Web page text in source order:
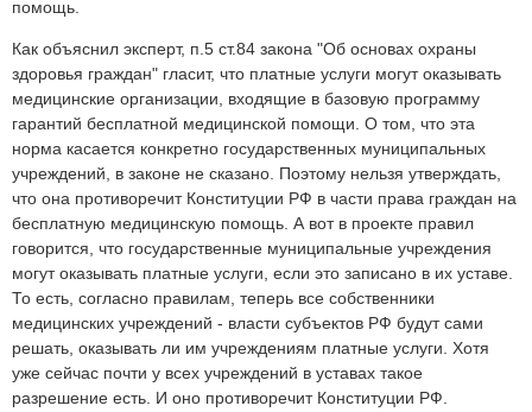
помощь.
Как объяснил эксперт, п.5 ст.84 закона "Об основах охраны
здоровья граждан" гласит, что платные услуги могут оказывать
медицинские организации, входящие в базовую программу
гарантий бесплатной медицинской помощи. О том, что эта
норма касается конкретно государственных муниципальных
учреждений, в законе не сказано. Поэтому нельзя утверждать,
что она противоречит Конституции РФ в части права граждан на
бесплатную медицинскую помощь. А вот в проекте правил
говорится, что государственные муниципальные учреждения
могут оказывать платные услуги, если это записано в их уставе.
То есть, согласно правилам, теперь все собственники
медицинских учреждений - власти субъектов РФ будут сами
решать, оказывать ли им учреждениям платные услуги. Хотя
уже сейчас почти у всех учреждений в уставах такое
разрешение есть. И оно противоречит Конституции РФ.